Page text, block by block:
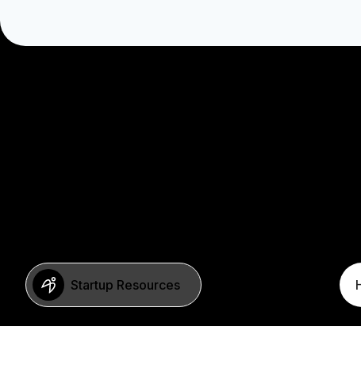
Startup Resources